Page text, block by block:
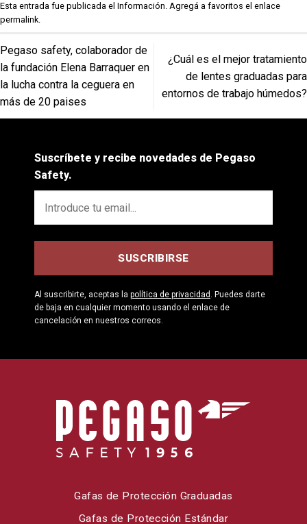
Esta entrada fue publicada el Información. Agregá a favoritos el enlace
permalink.
Pegaso safety, colaborador de
la fundación Elena Barraquer en
la lucha contra la ceguera en
más de 20 paises
¿Cuál es el mejor tratamiento
de lentes graduadas para
entornos de trabajo húmedos?
Suscríbete y recibe novedades de Pegaso
Safety.
Al suscribirte, aceptas la política de privacidad . Puedes darte
de baja en cualquier momento usando el enlace de
cancelación en nuestros correos.
Gafas de Protección Graduadas
Gafas de Protección Estándar